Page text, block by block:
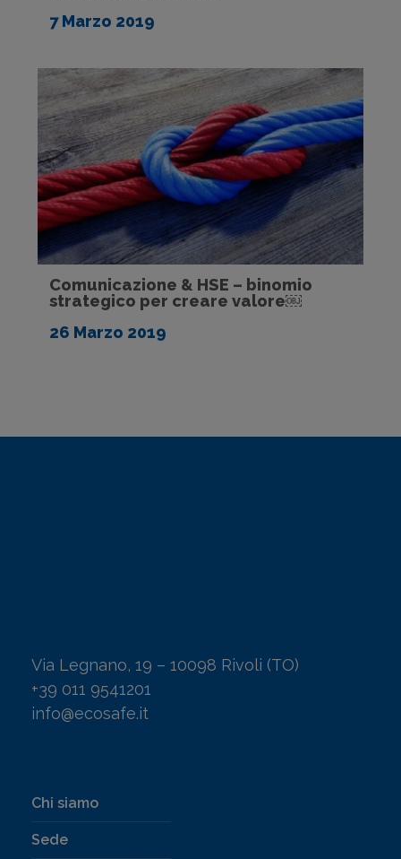
7 Marzo 2019
Comunicazione & HSE – binomio
strategico per creare valore￼
26 Marzo 2019
Via Legnano, 19 – 10098 Rivoli (TO)
+39 011 9541201
info@ecosafe.it
Chi siamo
Sede